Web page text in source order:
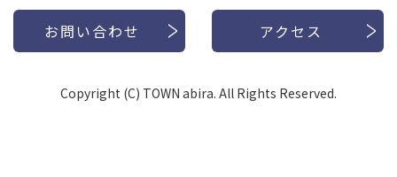
お問い合わせ アクセス
Copyright (C) TOWN abira. All Rights Reserved.